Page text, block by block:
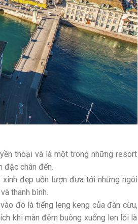
thoại và là một trong những resort
chân đến.
đẹp uốn lượn đưa tới những ngôi
thanh bình.
đó là tiếng leng keng của đàn cừu,
khi màn đêm buông xuống len lỏi là